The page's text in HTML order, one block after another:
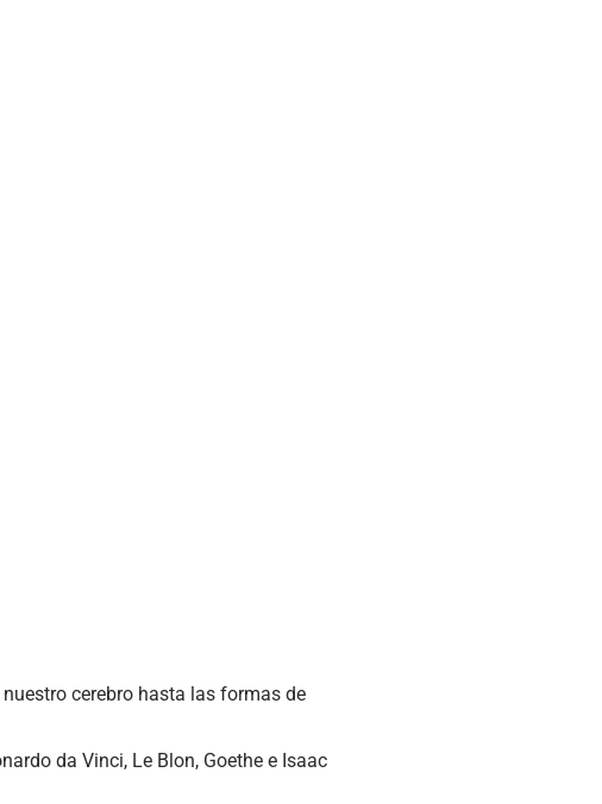
cerebro hasta las formas de
da Vinci, Le Blon, Goethe e Isaac